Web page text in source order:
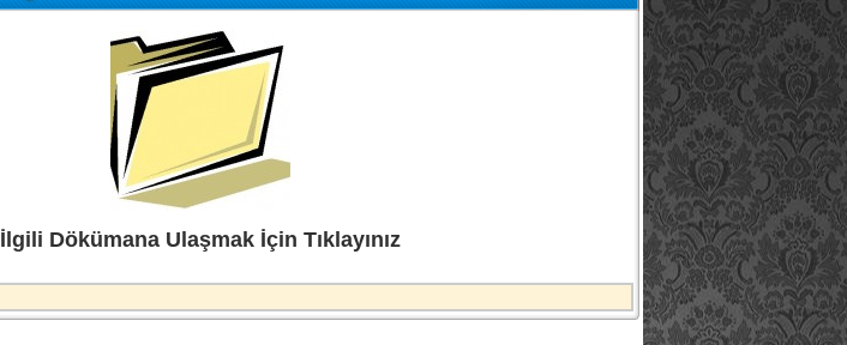
İlgili Dökümana Ulaşmak İçin Tıklayınız